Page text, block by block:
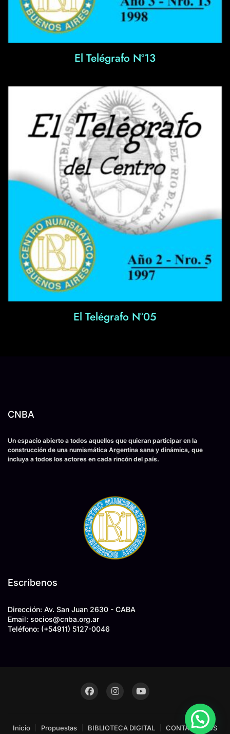
El Telégrafo Nº13
El Telégrafo N°05
CNBA
Un espacio abierto a todos aquellos que quieran participar en la
construcción de una numismática Argentina sana y dinámica, que
incluya a todos los actores en cada rincón del país.
Escríbenos
Dirección: Av. San Juan 2630 - CABA
Email: socios@cnba.org.ar
Teléfono: (+54911) 5127-0046
Inicio Propuestas BIBLIOTECA DIGITAL CONTACTENOS